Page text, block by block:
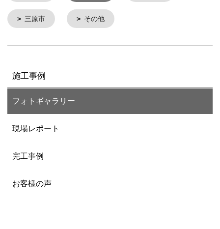
三原市 その他
施工事例
フォトギャラリー
現場レポート
完工事例
お客様の声